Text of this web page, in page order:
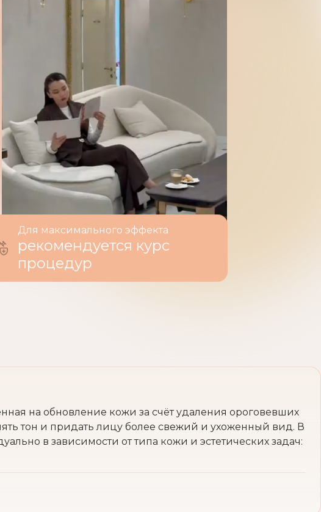
Для максимального эффекта
рекомендуется курс
процедур
на обновление кожи за счёт удаления ороговевших
тон и придать лицу более свежий и ухоженный вид. В
в зависимости от типа кожи и эстетических задач: